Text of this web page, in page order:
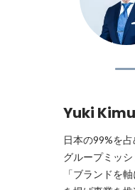
Yuki
日本の99%を
グループミッシ
「ブランドを